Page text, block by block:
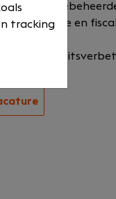
voor
en
voor
tracking